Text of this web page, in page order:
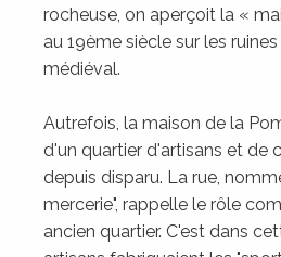
rocheuse, on aperçoit la «
au 19ème siècle sur les
médiéval.
Autrefois, la maison de la
d'un quartier d'artisans et de
depuis disparu. La rue,
mercerie", rappelle le rôle
ancien quartier. C'est dans